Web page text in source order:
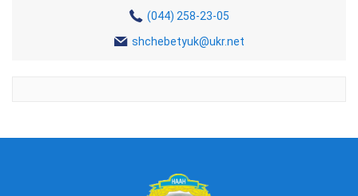
(044) 258-23-05
shchebetyuk@ukr.net